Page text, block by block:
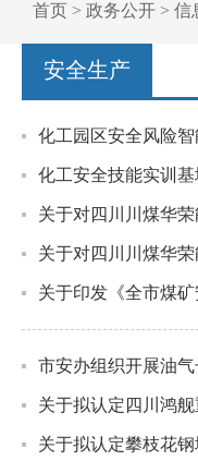
首页 > 政务公开 > 信
安全生产
化工园区安全风险智
化工安全技能实训基
关于对四川川煤华
关于对四川川煤华
关于印发《全市煤
市安办组织开展油
关于拟认定四川鸿
关于拟认定攀枝花